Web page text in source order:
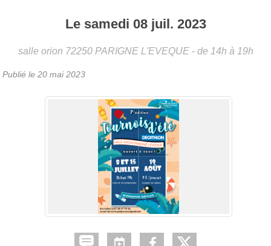
Le samedi 08 juil. 2023
salle orion 72250 PARIGNE L'EVEQUE - de 14h à 19h
Publié le 20 mai 2023